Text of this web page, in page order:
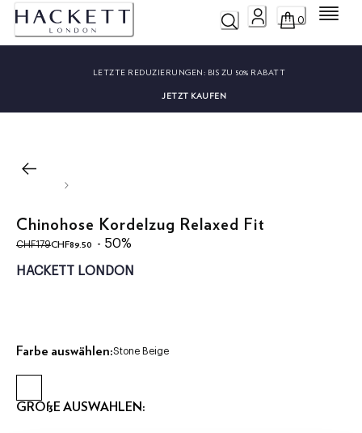
0 Menü
LETZTE REDUZIERUNGEN: BIS ZU 50% RABATT
JETZT KAUFEN
Chinohose Kordelzug Relaxed Fit
CHF179
ursprünglicher Preis CHF179
CHF89.50
aktueller Preis CHF89.50
- 50%
HACKETT LONDON
Farbe auswählen:Stone Beige
GRÖßE AUSWÄHLEN: